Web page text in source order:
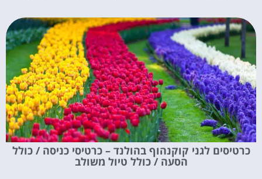
כרטיסים לגני קוקנהוף בהולנד – כרטיסי כניסה / כולל
הסעה / כולל טיול משולב